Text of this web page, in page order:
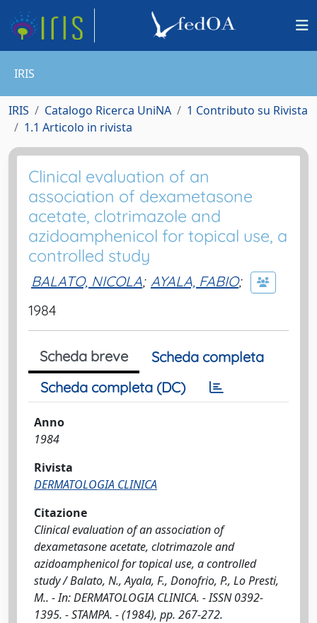
IRIS
IRIS Catalogo Ricerca UniNA
1 Contributo su Rivista
1.1 Articolo in rivista
Clinical evaluation of an
association of dexametasone
acetate, clotrimazole and
azidoamphenicol for topical use, a
controlled study
BALATO, NICOLA; AYALA, FABIO;
1984
Scheda breve
Scheda completa
Scheda completa (DC)
Anno
1984
Rivista
DERMATOLOGIA CLINICA
Citazione
Clinical evaluation of an association of
dexametasone acetate, clotrimazole and
azidoamphenicol for topical use, a controlled
study / Balato, N., Ayala, F., Donofrio, P., Lo Presti,
M.. - In: DERMATOLOGIA CLINICA. - ISSN 0392-
1395. - STAMPA. - (1984), pp. 267-272.